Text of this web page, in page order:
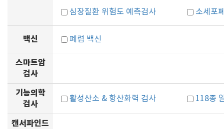
심장질환 위험도 예측검사 소세포
백신 폐렴 백신
스마트암
검사
기능의학
검사
활성산소 & 항산화력 검사 118종
캔서파인드